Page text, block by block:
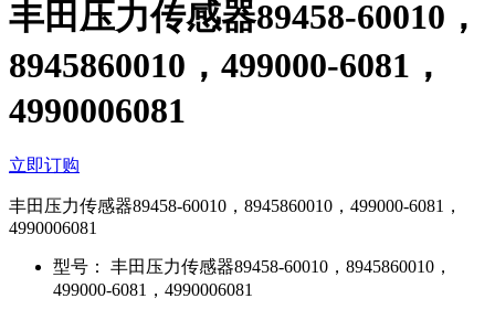
丰田压力传感器89458-60010，
8945860010，499000-6081，
4990006081
立即订购
丰田压力传感器89458-60010，8945860010，499000-6081，
4990006081
型号：
丰田压力传感器89458-60010，8945860010，
499000-6081，4990006081